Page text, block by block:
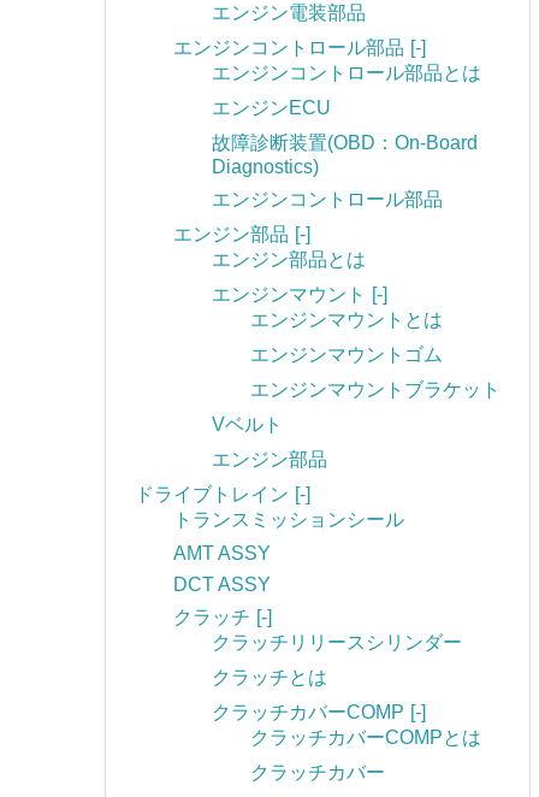
エンジン電装部品
エンジンコントロール部品 [-]
エンジンコントロール部品とは
エンジンECU
故障診断装置(OBD：On-Board
Diagnostics)
エンジンコントロール部品
エンジン部品 [-]
エンジン部品とは
エンジンマウント
[-]
エンジンマウントとは
エンジンマウントゴム
エンジンマウントブラケット
Vベルト
エンジン部品
ドライブトレイン [-]
トランスミッションシール
AMT ASSY
DCT ASSY
クラッチ [-]
クラッチリリースシリンダー
クラッチとは
クラッチカバーCOMP [-]
クラッチカバーCOMPとは
クラッチカバー